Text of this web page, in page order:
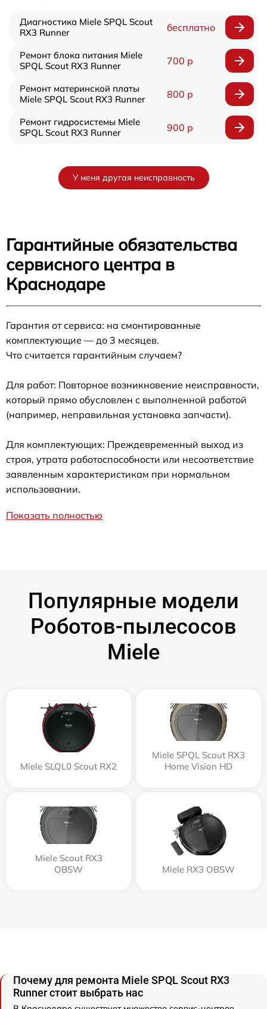
Диагностика Miele SPQL Scout
RX3 Runner
бесплатно
Ремонт блока питания Miele
SPQL Scout RX3 Runner
700 р
Ремонт материнской платы
Miele SPQL Scout RX3 Runner
800 р
Ремонт гидросистемы Miele
SPQL Scout RX3 Runner
900 р
У меня другая неисправность
Гарантийные обязательства
сервисного центра в
Краснодаре
Гарантия от сервиса: на смонтированные
комплектующие — до 3 месяцев.
Что считается гарантийным случаем?
Для работ: Повторное возникновение неисправности,
который прямо обусловлен с выполненной работой
(например, неправильная установка запчасти).
Для комплектующих: Преждевременный выход из
строя, утрата работоспособности или несоответствие
заявленным характеристикам при нормальном
использовании.
Показать полностью
Популярные модели
Роботов-пылесосов
Miele
Miele SLQL0 Scout RX2
Miele SPQL Scout RX3
Home Vision HD
Miele Scout RX3
OBSW
Miele RX3 OBSW
Почему для ремонта Miele SPQL Scout RX3
Runner стоит выбрать нас